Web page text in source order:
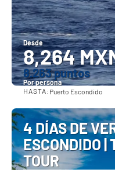
Desde
8,264
8.263 puntos
Por persona
HASTA: Puerto Escondido
4 DÍAS DE
ESCONDIDO |
TOUR